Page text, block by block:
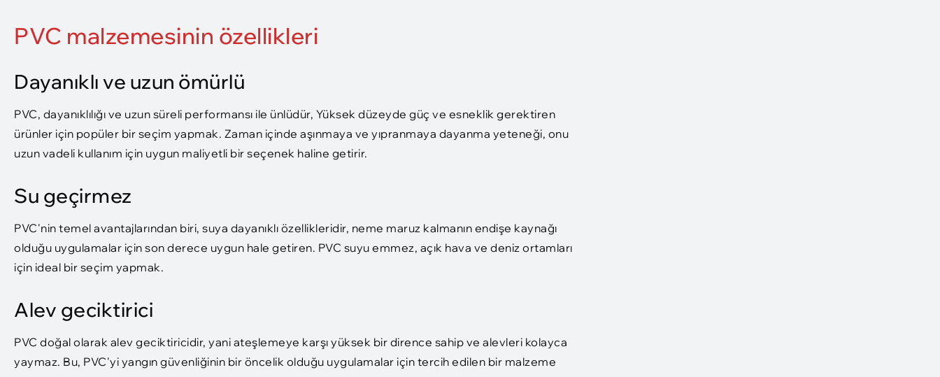
PVC malzemesinin özellikleri
Dayanıklı ve uzun ömürlü
PVC, dayanıklılığı ve uzun süreli performansı ile ünlüdür, Yüksek düzeyde güç ve esneklik gerektiren
ürünler için popüler bir seçim yapmak. Zaman içinde aşınmaya ve yıpranmaya dayanma yeteneği, onu
uzun vadeli kullanım için uygun maliyetli bir seçenek haline getirir.
Su geçirmez
PVC'nin temel avantajlarından biri, suya dayanıklı özellikleridir, neme maruz kalmanın endişe kaynağı
olduğu uygulamalar için son derece uygun hale getiren. PVC suyu emmez, açık hava ve deniz ortamları
için ideal bir seçim yapmak.
Alev geciktirici
PVC doğal olarak alev geciktiricidir, yani ateşlemeye karşı yüksek bir dirence sahip ve alevleri kolayca
yaymaz. Bu, PVC'yi yangın güvenliğinin bir öncelik olduğu uygulamalar için tercih edilen bir malzeme